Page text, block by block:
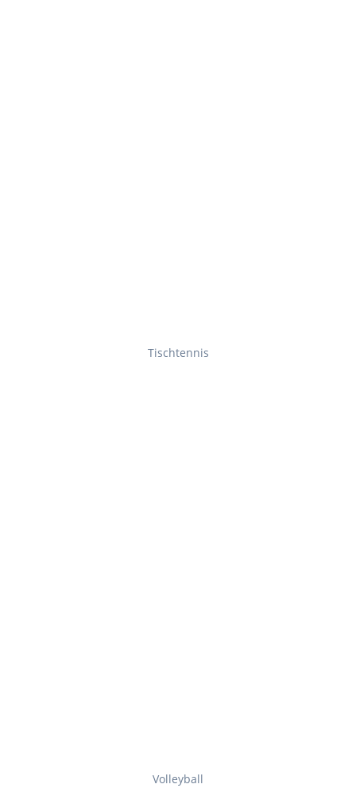
Tischtennis
Volleyball